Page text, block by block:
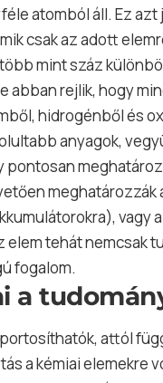
atomból áll. Ez
csak az adott
mint száz
abban rejlik, hogy
hidrogénből és
anyagok,
vagy
tehát nemcsak
fogalom.
a
attól
a kémiai elemekre